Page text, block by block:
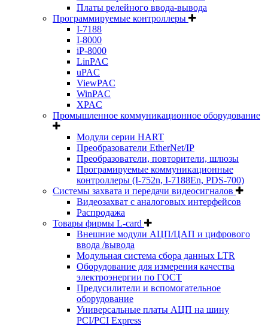
Платы релейного ввода-вывода
Программируемые контроллеры
I-7188
I-8000
iP-8000
LinPAC
uPAC
ViewPAC
WinPAC
XPAC
Промышленное коммуникационное оборудование
Модули серии HART
Преобразователи EtherNet/IP
Преобразователи, повторители, шлюзы
Програмируемые коммуникационные
контроллеры (I-752n, I-7188En, PDS-700)
Системы захвата и передачи видеосигналов
Видеозахват с аналоговых интерфейсов
Распродажа
Товары фирмы L-card
Внешние модули АЦП/ЦАП и цифрового
ввода /вывода
Модульная система сбора данных LTR
Оборудование для измерения качества
электроэнергии по ГОСТ
Предусилители и вспомогательное
оборудование
Универсальные платы АЦП на шину
PCI/PCI Express